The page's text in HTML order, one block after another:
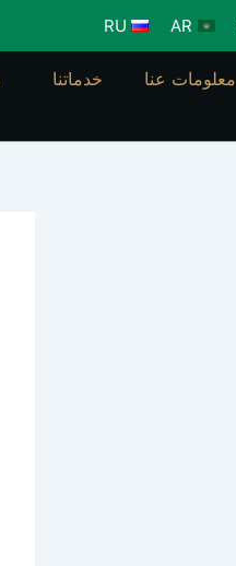
AR
RU
معلومات عنا خدماتنا